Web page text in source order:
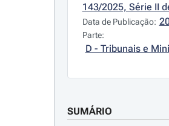
143/2025, Série II
Data de Publicação:
Parte:
D - Tribunais e
SUMÁRIO